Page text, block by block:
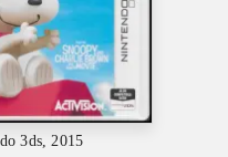
3ds, 2015